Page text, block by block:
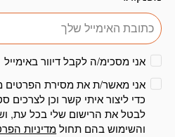
אני מסכימ/ה לקבל דיוור באימייל
אני מאשר/ת את מסירת הפרטים
כדי ליצור איתי קשר וכן לצרכים
לבטל את הרישום שלי בכל עת,
והשימוש בהם תחולמדיניות